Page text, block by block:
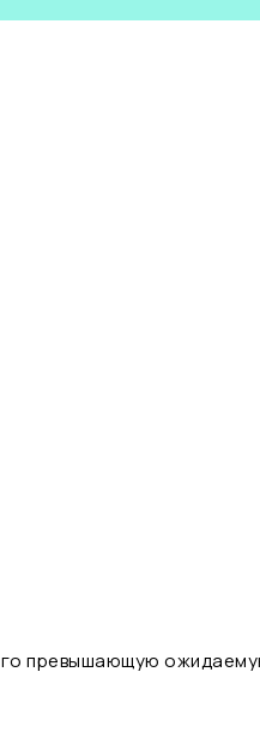
превышающую